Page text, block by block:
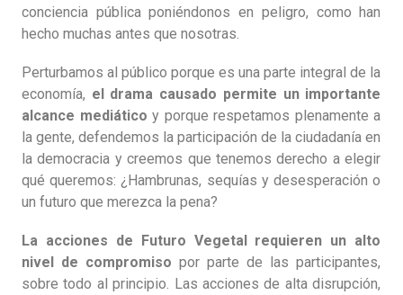
conciencia pública poniéndonos en peligro, como han
hecho muchas antes que nosotras.
Perturbamos al público porque es una parte integral de la
economía, el drama causado permite un importante
alcance mediático y porque respetamos plenamente a
la gente, defendemos la participación de la ciudadanía en
la democracia y creemos que tenemos derecho a elegir
qué queremos: ¿Hambrunas, sequías y desesperación o
un futuro que merezca la pena?
La acciones de Futuro Vegetal requieren un alto
nivel de compromiso por parte de las participantes,
sobre todo al principio. Las acciones de alta disrupción,